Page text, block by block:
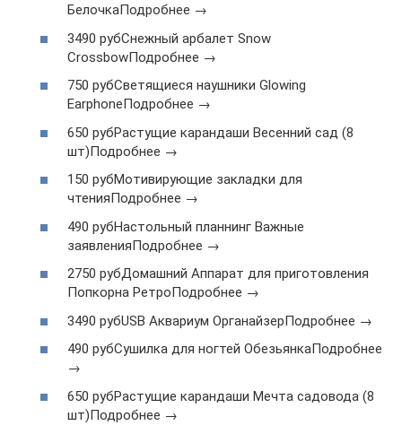
БелочкаПодробнее →
3490 рубСнежный арбалет Snow
CrossbowПодробнее →
750 рубСветящиеся наушники Glowing
EarphoneПодробнее →
650 рубРастущие карандаши Весенний сад (8
шт)Подробнее →
150 рубМотивирующие закладки для
чтенияПодробнее →
490 рубНастольный планнинг Важные
заявленияПодробнее →
2750 рубДомашний Аппарат для приготовления
Попкорна РетроПодробнее →
3490 рубUSB Аквариум ОрганайзерПодробнее →
490 рубСушилка для ногтей ОбезьянкаПодробнее
→
650 рубРастущие карандаши Мечта садовода (8
шт)Подробнее →